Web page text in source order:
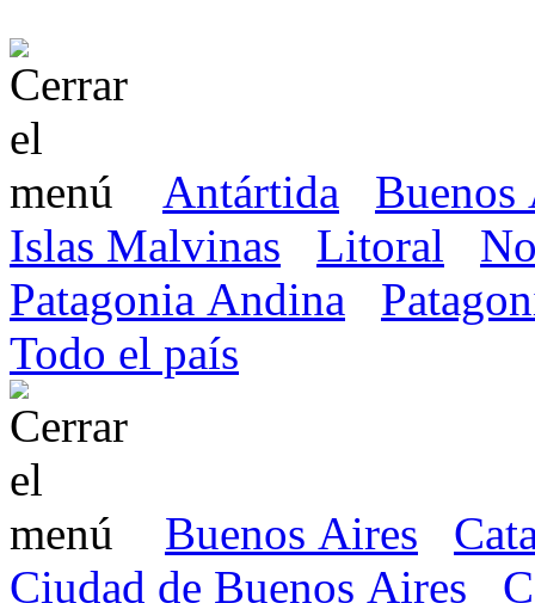
Antártida
Buenos
Islas Malvinas
Litoral
Patagonia Andina
Todo el país
Buenos Aires
Ciudad de Buenos Aires